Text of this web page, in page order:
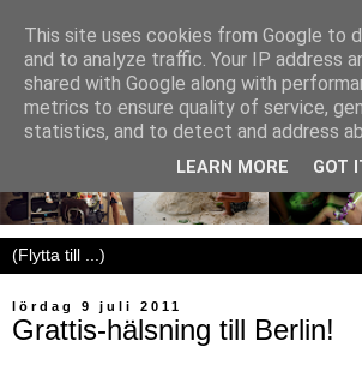
lördag 9 juli 2011
Grattis-hälsning till Berlin!
This site uses cookies from Google to
and to analyze traffic. Your IP address
shared with Google along with
metrics to ensure quality of service,
statistics, and to detect and address
LEARN MORE GOT